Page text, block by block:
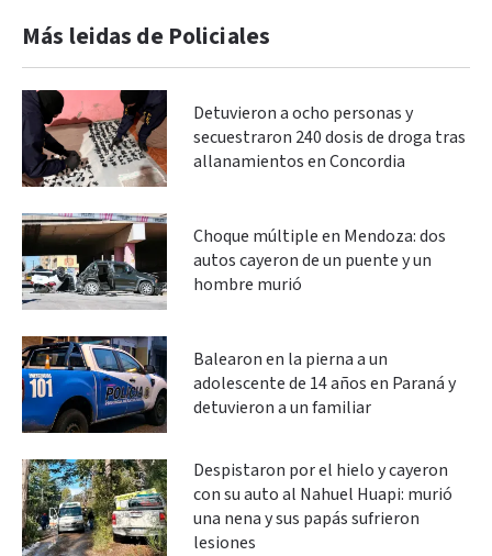
Más leidas de Policiales
Detuvieron a ocho personas y
secuestraron 240 dosis de droga tras
allanamientos en Concordia
Choque múltiple en Mendoza: dos
autos cayeron de un puente y un
hombre murió
Balearon en la pierna a un
adolescente de 14 años en Paraná y
detuvieron a un familiar
Despistaron por el hielo y cayeron
con su auto al Nahuel Huapi: murió
una nena y sus papás sufrieron
lesiones